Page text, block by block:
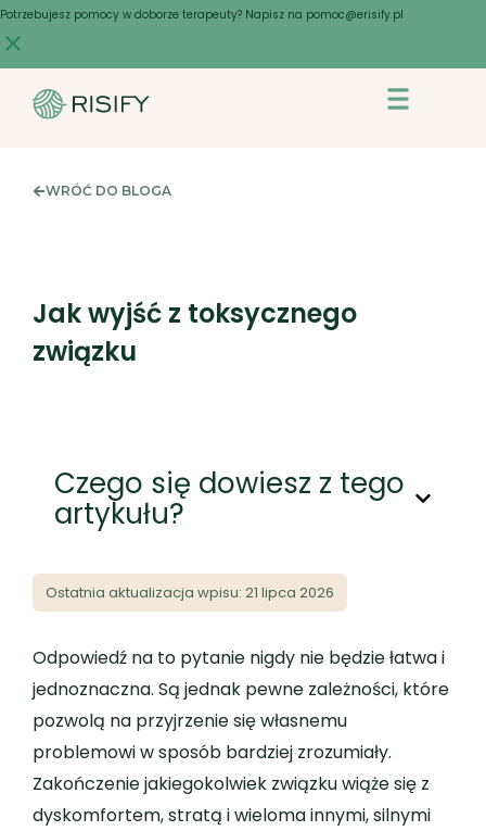
Potrzebujesz pomocy w doborze terapeuty? Napisz na pomoc@erisify.pl
Skip
to
content
WRÓĆ DO BLOGA
Jak wyjść z toksycznego
związku
Czego się dowiesz z tego
artykułu?
Ostatnia aktualizacja wpisu: 21 lipca 2026
Odpowiedź na to pytanie nigdy nie będzie łatwa i
jednoznaczna. Są jednak pewne zależności, które
pozwolą na przyjrzenie się własnemu
problemowi w sposób bardziej zrozumiały.
Zakończenie jakiegokolwiek związku wiąże się z
dyskomfortem, stratą i wieloma innymi, silnymi